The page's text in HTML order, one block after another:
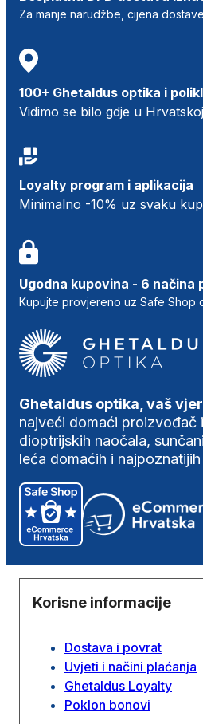
Za manje narudžbe, cijena
100+ Ghetaldus optika i
Vidimo se bilo gdje u
Loyalty program i aplikacija
Minimalno -10% uz svaku
Ugodna kupovina - 6 načina
Kupujte provjereno uz Safe Shop
Ghetaldus optika, vaš
najveći domaći proizvođač
dioptrijskih naočala,
leća domaćih i
Korisne informacije
Dostava i povrat
Uvjeti i načini plaćanja
Ghetaldus Loyalty
Poklon bonovi